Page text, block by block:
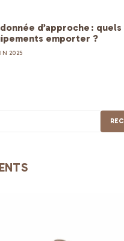
d’approche : quels
emporter ?
2025